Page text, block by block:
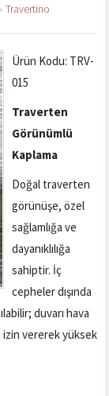
» Travertino
Ürün Kodu: TRV-
015
Traverten
Görünümlü
Kaplama
Doğal traverten
görünüşe, özel
sağlamlığa ve
dayanıklılığa
sahiptir. İç
cepheler dışında
duvarı hava
izin vererek yüksek